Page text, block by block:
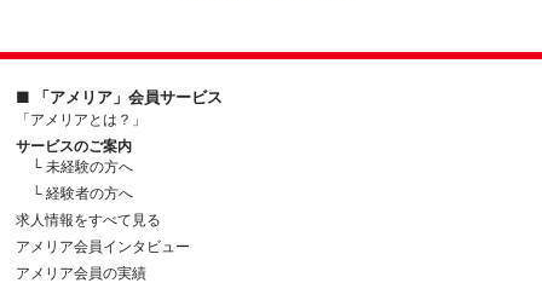
■ 「アメリア」会員サービス
「アメリアとは？」
サービスのご案内
└ 未経験の方へ
└ 経験者の方へ
求人情報をすべて見る
アメリア会員インタビュー
アメリア会員の実績